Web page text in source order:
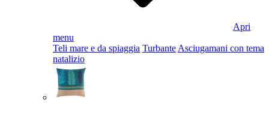
Apri
menu
Teli mare e da spiaggia Turbante Asciugamani con tema
natalizio